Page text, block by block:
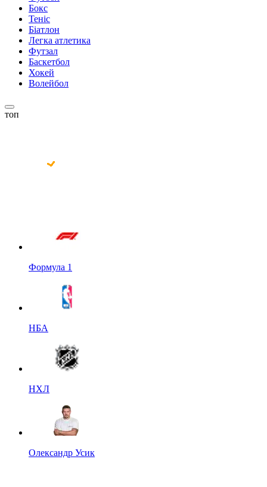
Бокс
Теніс
Біатлон
Легка атлетика
Футзал
Баскетбол
Хокей
Волейбол
топ
Формула 1
НБА
НХЛ
Олександр Усик